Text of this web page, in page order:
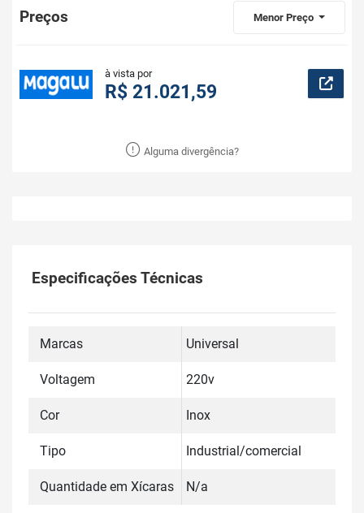
Preços Menor Preço
à vista por
R$ 21.021,59
Alguma divergência?
Especificações Técnicas
Marcas Universal
Voltagem 220v
Cor Inox
Tipo Industrial/comercial
Quantidade em Xícaras N/a